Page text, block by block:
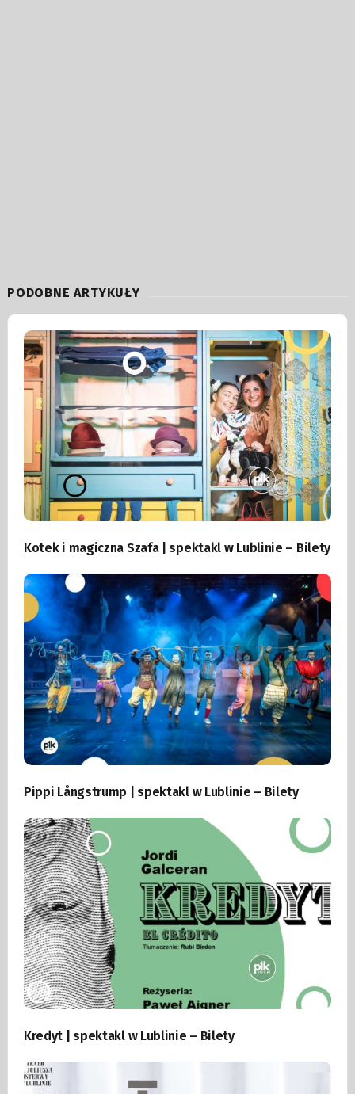
PODOBNE ARTYKUŁY
Kotek i magiczna Szafa | spektakl w Lublinie – Bilety
Pippi Långstrump | spektakl w Lublinie – Bilety
Kredyt | spektakl w Lublinie – Bilety